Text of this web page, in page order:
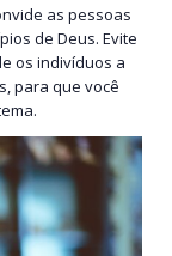
as pessoas
de Deus. Evite
os indivíduos a
para que você